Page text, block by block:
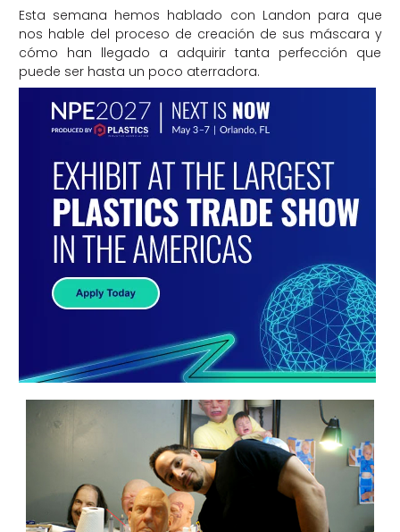
Esta semana hemos hablado con Landon para que
nos hable del proceso de creación de sus máscara y
cómo han llegado a adquirir tanta perfección que
puede ser hasta un poco aterradora.